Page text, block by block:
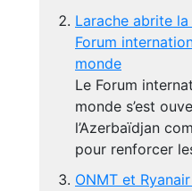
Larache abrite
Forum
monde
Le Forum
monde s’est
l’Azerbaïdjan
pour renforcer
ONMT et